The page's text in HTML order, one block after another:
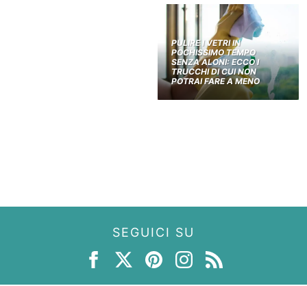
PULIRE I VETRI IN
POCHISSIMO TEMPO
SENZA ALONI: ECCO I
TRUCCHI DI CUI NON
POTRAI FARE A MENO
SEGUICI SU